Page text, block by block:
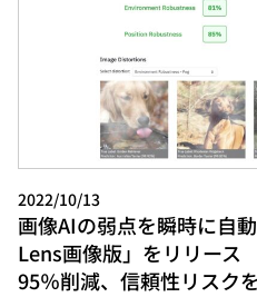
2022/10/13
画像AIの弱点を瞬時に自
Lens画像版」をリリー
95％削減、信頼性リスク